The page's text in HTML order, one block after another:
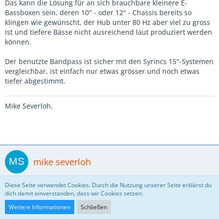
Das kann die Lösung für an sich brauchbare kleinere E-
Bassboxen sein, deren 10" - oder 12" - Chassis bereits so
klingen wie gewünscht, der Hub unter 80 Hz aber viel zu gross
ist und tiefere Bässe nicht ausreichend laut produziert werden
können.
Der benutzte Bandpass ist sicher mit den Syrincs 15"-Systemen
vergleichbar, ist einfach nur etwas grösser und noch etwas
tiefer abgestimmt.
Mike Severloh.
mike severloh
6. Juni 2007
Diese Seite verwendet Cookies. Durch die Nutzung unserer Seite erklärst du
dich damit einverstanden, dass wir Cookies setzen.
Weitere Informationen
Schließen